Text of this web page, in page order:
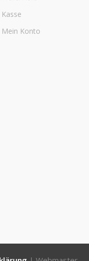
Kasse
Mein Konto